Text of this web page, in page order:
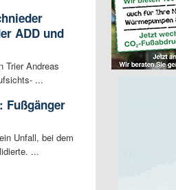
ADD und
Trier Andreas
...
Fußgänger
Unfall, bei dem
...